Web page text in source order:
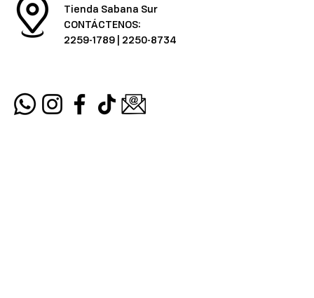
Tienda Sabana Sur
CONTÁCTENOS:
2259-1789 | 2250-8734